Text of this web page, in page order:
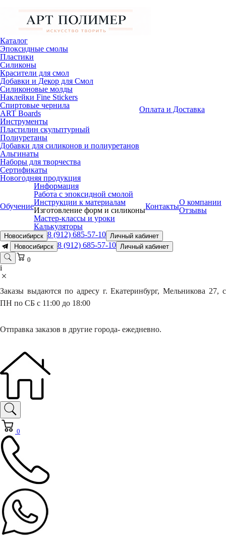
Каталог
Эпоксидные смолы
Пластики
Силиконы
Красители для смол
Добавки и Декор для Смол
Силиконовые молды
Наклейки Fine Stickers
Спиртовые чернила
ART Boards
Инструменты
Пластилин скульптурный
Полиуретаны
Добавки для силиконов и полиуретанов
Альгинаты
Наборы для творчества
Сертификаты
Новогодняя продукция
Оплата и Доставка
Обучение
Информация
Работа с эпоксидной смолой
Инструкции к материалам
Изготовление форм и силиконы
Мастер-классы и уроки
Калькуляторы
КонтактыО компании
Отзывы
Новосибирск 8 (912) 685-57-10 Личный кабинет
Новосибирск 8 (912) 685-57-10 Личный кабинет
0
i
Заказы выдаются по адресу г. Екатеринбург, Мельникова 27, с
ПН по СБ с 11:00 до 18:00
Отправка заказов в другие города- ежедневно.
0